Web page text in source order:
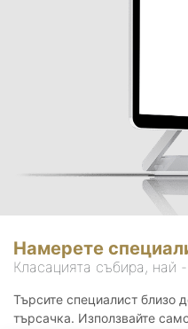
Намерете
Класацията събира, най
Търсите специалист близо
търсачка. Използвайте